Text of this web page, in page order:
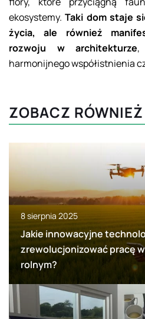
ekosystemy.Taki dom staje
życia, ale również
rozwoju w architekturze,
harmonijnego współistnienia
ZOBACZ RÓWNIEŻ
8 sierpnia 2025
Jakie innowacyjne
zrewolucjonizować pracę
rolnym?